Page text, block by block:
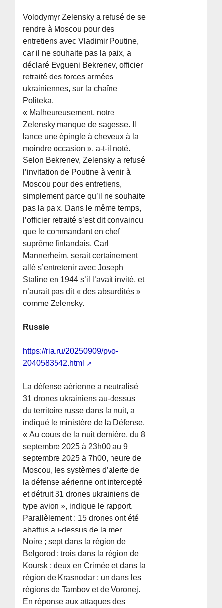
Volodymyr Zelensky a refusé de se
rendre à Moscou pour des
entretiens avec Vladimir Poutine,
car il ne souhaite pas la paix, a
déclaré Evgueni Bekrenev, officier
retraité des forces armées
ukrainiennes, sur la chaîne
Politeka.
« Malheureusement, notre
Zelensky manque de sagesse. Il
lance une épingle à cheveux à la
moindre occasion », a-t-il noté.
Selon Bekrenev, Zelensky a refusé
l’invitation de Poutine à venir à
Moscou pour des entretiens,
simplement parce qu’il ne souhaite
pas la paix. Dans le même temps,
l’officier retraité s’est dit convaincu
que le commandant en chef
suprême finlandais, Carl
Mannerheim, serait certainement
allé s’entretenir avec Joseph
Staline en 1944 s’il l’avait invité, et
n’aurait pas dit « des absurdités »
comme Zelensky.
Russie
https://ria.ru/20250909/pvo-
2040583542.html
La défense aérienne a neutralisé
31 drones ukrainiens au-dessus
du territoire russe dans la nuit, a
indiqué le ministère de la Défense.
« Au cours de la nuit dernière, du 8
septembre 2025 à 23h00 au 9
septembre 2025 à 7h00, heure de
Moscou, les systèmes d’alerte de
la défense aérienne ont intercepté
et détruit 31 drones ukrainiens de
type avion », indique le rapport.
Parallèlement : 15 drones ont été
abattus au-dessus de la mer
Noire ; sept dans la région de
Belgorod ; trois dans la région de
Koursk ; deux en Crimée et dans la
région de Krasnodar ; un dans les
régions de Tambov et de Voronej.
En réponse aux attaques des